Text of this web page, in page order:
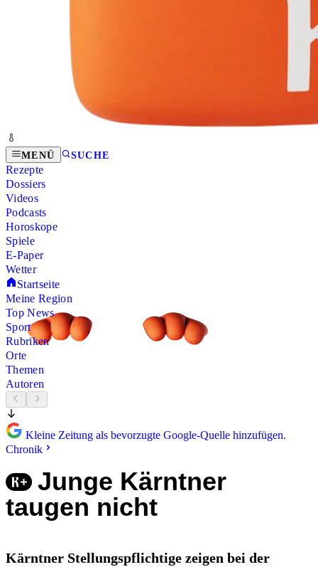
MENÜ SUCHE
Rezepte
Dossiers
Videos
Podcasts
Horoskope
Spiele
E-Paper
Wetter
Startseite
Meine Region
Top News
Sport
Rubriken
Orte
Themen
Autoren
Kleine Zeitung als bevorzugte Google-Quelle hinzufügen.
Chronik
Junge Kärntner
taugen nicht
Kärntner Stellungspflichtige zeigen bei der